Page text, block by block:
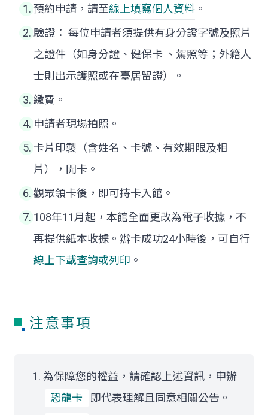
預約申請，請至線上填寫個人資料 。
驗證： 每位申請者須提供有身分證字號及照片
之證件（如身分證、健保卡 、駕照等；外籍人
士則出示護照或在臺居留證）。
繳費。
申請者現場拍照。
卡片印製（含姓名、卡號、有效期限及相
片），開卡。
觀眾領卡後，即可持卡入館。
108年11月起，本館全面更改為電子收據，不
再提供紙本收據。辦卡成功24小時後，可自行
線上下載查詢或列印 。
注意事項
為保障您的權益，請確認上述資訊，申辦
恐龍卡
即代表理解且同意相關公告。